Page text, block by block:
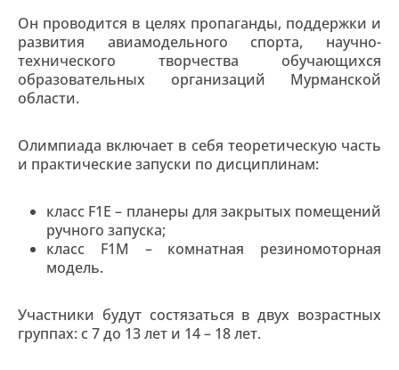
Он проводится в целях пропаганды, поддержки и
развития авиамодельного спорта, научно-
технического творчества обучающихся
образовательных организаций Мурманской
области.
Олимпиада включает в себя теоретическую часть
и практические запуски по дисциплинам:
класс F1Е – планеры для закрытых помещений
ручного запуска;
класс F1М – комнатная резиномоторная
модель.
Участники будут состязаться в двух возрастных
группах: с 7 до 13 лет и 14 – 18 лет.